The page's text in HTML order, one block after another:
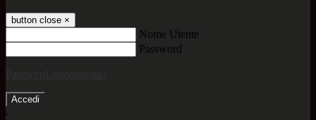
button close ×
Nome Utente
Password
-